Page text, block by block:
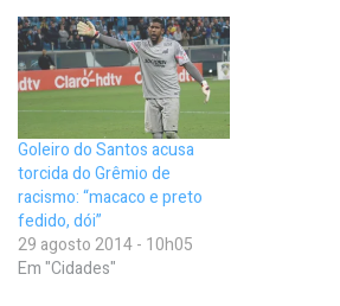
Goleiro do Santos acusa
torcida do Grêmio de
racismo: “macaco e preto
fedido, dói”
29 agosto 2014 - 10h05
Em "Cidades"